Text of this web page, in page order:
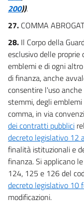
200)).
27. COMMA
28. Il Corpo della
esclusivo delle proprie
emblemi e di ogni
di finanza, anche
consentire l'uso
stemmi, degli
comma, in via
dei contratti pubblici
decreto legislativo 12
finalità istituzionali e
finanza. Si applicano
124, 125 e 126 del
decreto legislativo 10
modificazioni.